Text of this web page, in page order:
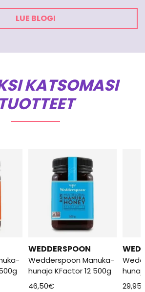
LUE BLOGI
KATSOMASI
TUOTTEET
WEDDERSPOON
Wedderspoon Manuka-
hunaja KFactor 12 500g
46,50€
29,95